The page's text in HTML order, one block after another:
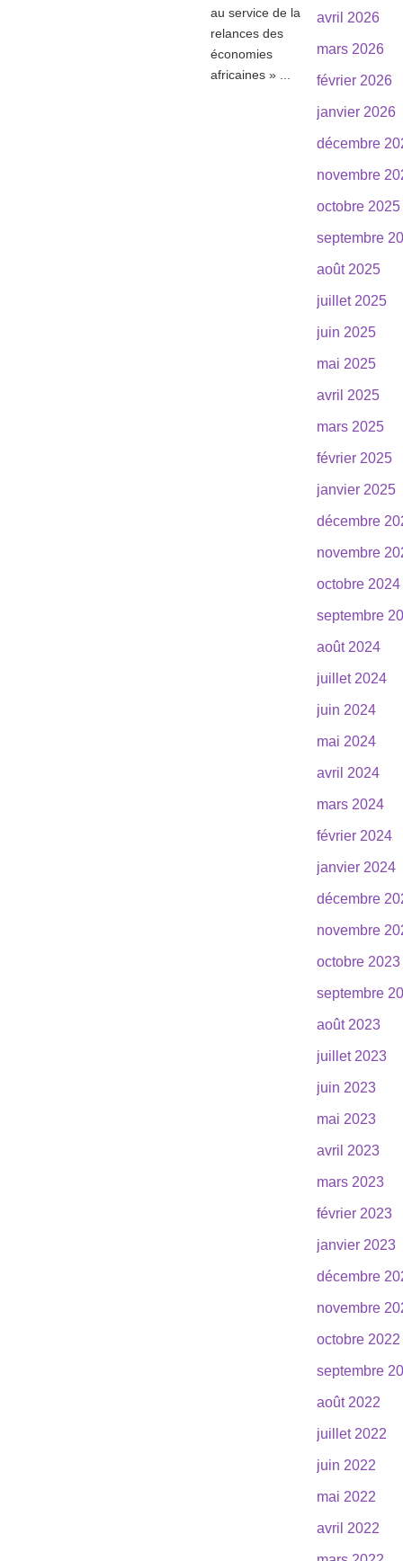
au service de la
relances des
économies
africaines » ...
avril 2026
mars 2026
février 2026
janvier 2026
décembre
novembre
octobre 2025
septembre
août 2025
juillet 2025
juin 2025
mai 2025
avril 2025
mars 2025
février 2025
janvier 2025
décembre
novembre
octobre 2024
septembre
août 2024
juillet 2024
juin 2024
mai 2024
avril 2024
mars 2024
février 2024
janvier 2024
décembre
novembre
octobre 2023
septembre
août 2023
juillet 2023
juin 2023
mai 2023
avril 2023
mars 2023
février 2023
janvier 2023
décembre
novembre
octobre 2022
septembre
août 2022
juillet 2022
juin 2022
mai 2022
avril 2022